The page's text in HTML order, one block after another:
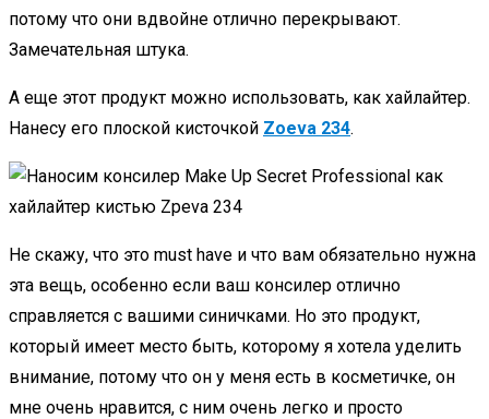
потому что они вдвойне отлично перекрывают.
Замечательная штука.
А еще этот продукт можно использовать, как хайлайтер.
Нанесу его плоской кисточкой Zoeva 234.
Не скажу, что это must have и что вам обязательно нужна
эта вещь, особенно если ваш консилер отлично
справляется с вашими синичками. Но это продукт,
который имеет место быть, которому я хотела уделить
внимание, потому что он у меня есть в косметичке, он
мне очень нравится, с ним очень легко и просто